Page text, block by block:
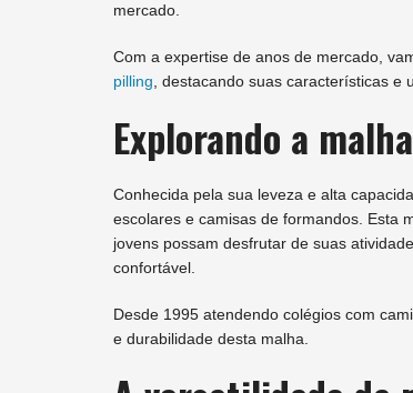
mercado.
Com a expertise de anos de mercado,
pilling , destacando suas características
Explorando a
Conhecida pela sua leveza e alta
escolares e camisas de formandos. Esta
jovens possam desfrutar de suas
confortável.
Desde 1995 atendendo colégios com
e durabilidade desta malha.